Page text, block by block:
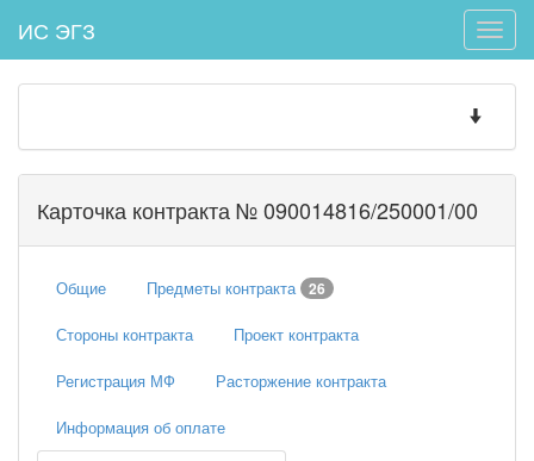
Toggle
ИС ЭГЗ
Toggle
Карточка контракта № 090014816/250001/00
Общие Предметы контракта 26
Стороны контракта Проект контракта
Регистрация МФ Расторжение контракта
Информация об оплате